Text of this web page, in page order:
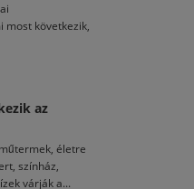
most következik,
az
életre
színház,
várják a...